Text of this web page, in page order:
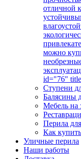
отличной
можно
id="76"
Ступени
Балясины
Мебель на
Перила
Как
Уличные перила
Наши работы